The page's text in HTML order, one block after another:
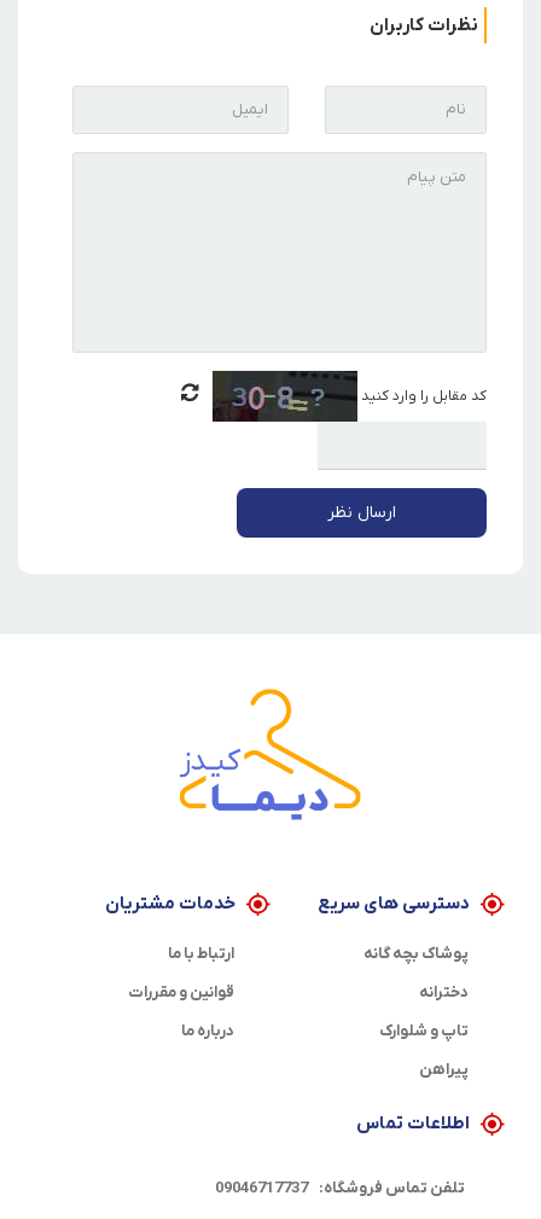
نظرات کاربران
کد مقابل را وارد کنید
ارسال نظر
دسترسی های سریع
پوشاک بچه گانه
دخترانه
تاپ و شلوارک
پیراهن
خدمات مشتریان
ارتباط با ما
قوانین و مقررات
درباره ما
اطلاعات تماس
تلفن تماس فروشگاه: 09046717737